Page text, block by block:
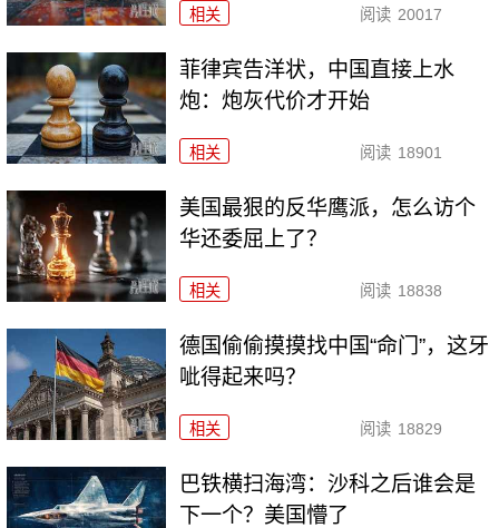
相关 阅读 20017
菲律宾告洋状，中国直接上水
炮：炮灰代价才开始
相关 阅读 18901
美国最狠的反华鹰派，怎么访个
华还委屈上了？
相关 阅读 18838
德国偷偷摸摸找中国“命门”，这牙
呲得起来吗？
相关 阅读 18829
巴铁横扫海湾：沙科之后谁会是
下一个？美国懵了